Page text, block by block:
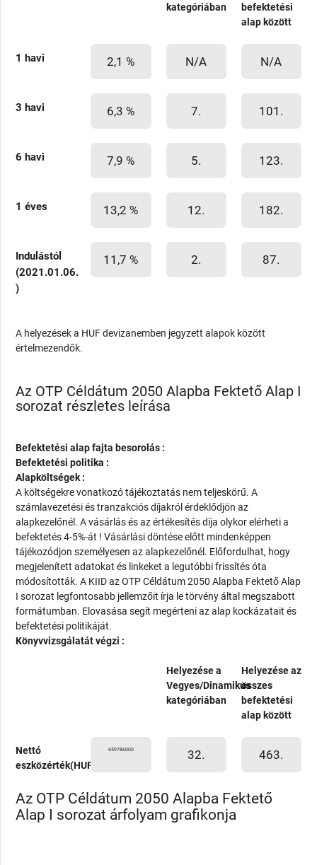
kategóriában
befektetési
alap között
1 havi 2,1 % N/A N/A
3 havi 6,3 % 7. 101.
6 havi 7,9 % 5. 123.
1 éves 13,2 % 12. 182.
Indulástól
(2021.01.06.
)
11,7 % 2. 87.
A helyezések a HUF devizanemben jegyzett alapok között
értelmezendők.
Az OTP Céldátum 2050 Alapba Fektető Alap I
sorozat részletes leírása
Befektetési alap fajta besorolás :
Befektetési politika :
Alapköltségek :
A költségekre vonatkozó tájékoztatás nem teljeskörű. A
számlavezetési és tranzakciós díjakról érdeklődjön az
alapkezelőnél. A vásárlás és az értékesítés díja olykor elérheti a
befektetés 4-5%-át ! Vásárlási döntése előtt mindenképpen
tájékozódjon személyesen az alapkezelőnél. Előfordulhat, hogy
megjelenített adatokat és linkeket a legutóbbi frissítés óta
módosították. A KIID az OTP Céldátum 2050 Alapba Fektető Alap
I sorozat legfontosabb jellemzőit írja le törvény által megszabott
formátumban. Elovasása segít megérteni az alap kockázatait és
befektetési politikáját.
Könyvvizsgálatát végzi :
Helyezése a
Vegyes/Dinamikus
kategóriában
Helyezése az
összes
befektetési
alap között
Nettó
eszközérték(HUF)
659786000 32. 463.
Az OTP Céldátum 2050 Alapba Fektető
Alap I sorozat árfolyam grafikonja